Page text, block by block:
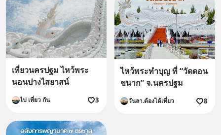
เที่ยวนครปฐม ไหว้พระ
นอนปางไสยาสน์
ไป เที่ยว กัน 3
ไหว้พระทำบุญ ที่ “วัดดอน
ขนาก” จ.นครปฐม
วันลา.ต้องได้เที่ยว 8